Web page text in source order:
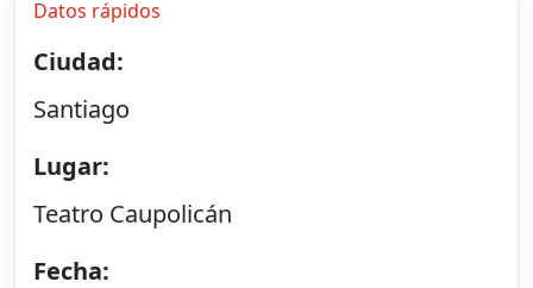
Datos rápidos
Ciudad:
Santiago
Lugar:
Teatro Caupolicán
Fecha: